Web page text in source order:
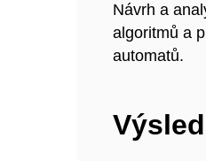
Návrh a
algoritmů a
automatů.